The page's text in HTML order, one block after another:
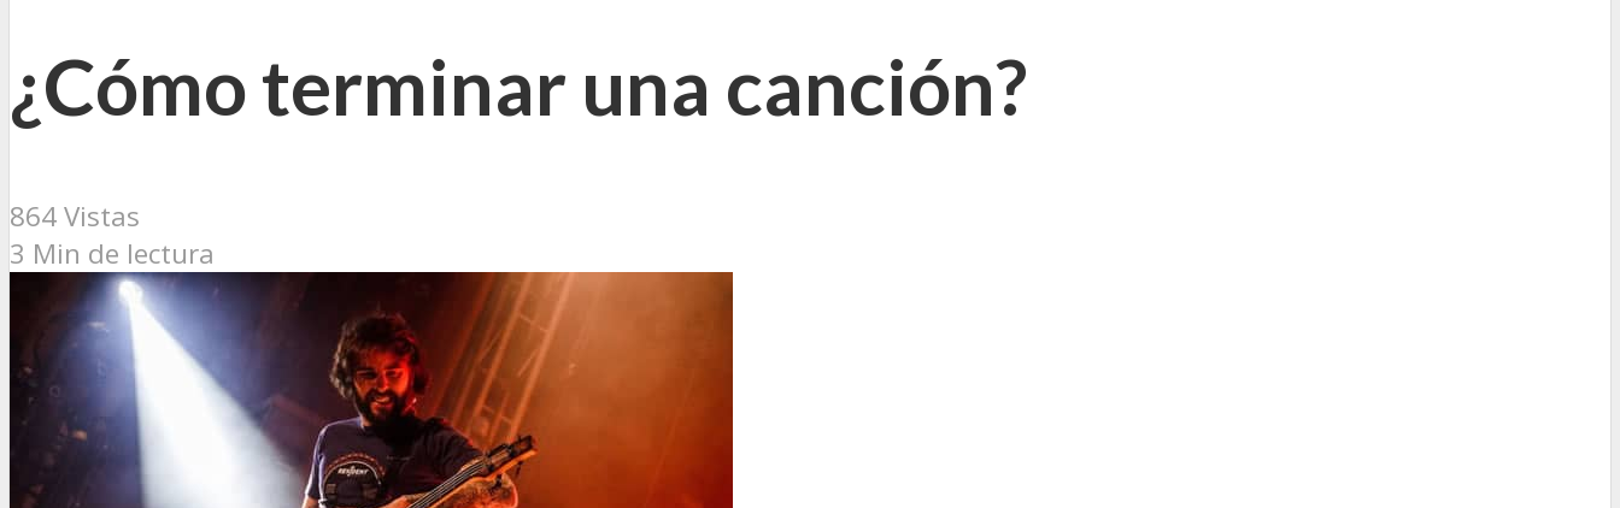
¿Cómo terminar una canción?
864 Vistas
3 Min de lectura